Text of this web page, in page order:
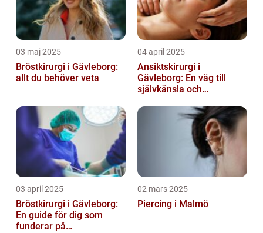
03 maj 2025
Bröstkirurgi i Gävleborg:
allt du behöver veta
04 april 2025
Ansiktskirurgi i
Gävleborg: En väg till
självkänsla och
03 april 2025
Bröstkirurgi i Gävleborg:
En guide för dig som
funderar på
02 mars 2025
Piercing i Malmö